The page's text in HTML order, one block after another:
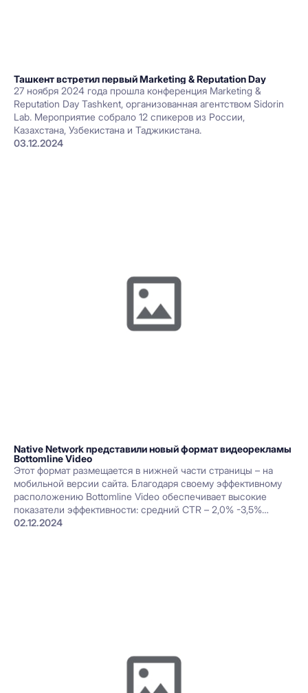
Ташкент встретил первый Marketing & Reputation Day
27 ноября 2024 года прошла конференция Marketing &
Reputation Day Tashkent, организованная агентством Sidorin
Lab. Мероприятие собрало 12 спикеров из России,
Казахстана, Узбекистана и Таджикистана.
03.12.2024
Native Network представили новый формат видеорекламы
Bottomline Video
Этот формат размещается в нижней части страницы – на
мобильной версии сайта. Благодаря своему эффективному
расположению Bottomline Video обеспечивает высокие
показатели эффективности: средний CTR – 2,0% -3,5%
средний VTR - 60%.
02.12.2024